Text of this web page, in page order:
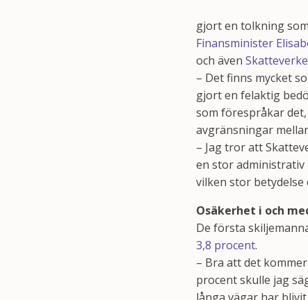
gjort en tolkning
Finansminister
och även
– Det finns mycket
gjort en felaktig
som förespråkar
avgränsningar
– Jag tror att
en stor
vilken stor betydelse
Osäkerhet i och
De första
3,8 procent.
– Bra att det
procent skulle jag